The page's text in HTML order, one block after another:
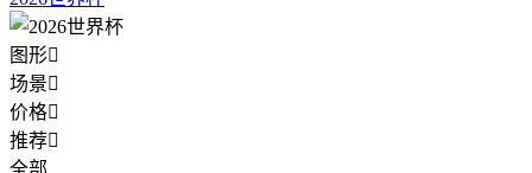
图形
场景
价格
推荐
全部